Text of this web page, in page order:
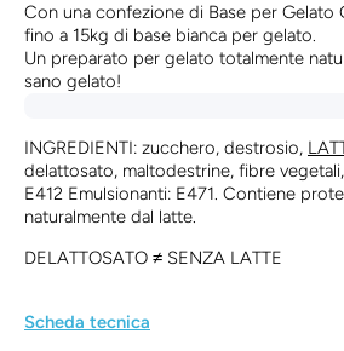
Con una confezione di Base per Gelato
fino a 15kg di base bianca per gelato.
Un preparato per gelato totalmente
sano gelato!
INGREDIENTI: zucchero, destrosio,
delattosato, maltodestrine, fibre
E412 Emulsionanti: E471. Contiene
naturalmente dal latte.
DELATTOSATO ≠ SENZA LATTE
Scheda tecnica